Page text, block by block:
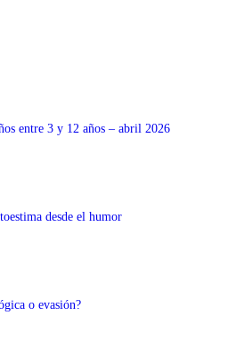
entre 3 y 12 años – abril 2026
desde el humor
o evasión?